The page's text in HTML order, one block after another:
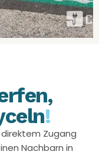
!
Zugang
Nachbarn in